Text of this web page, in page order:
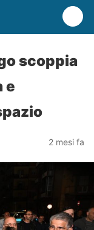
scoppia
e
2 mesi fa